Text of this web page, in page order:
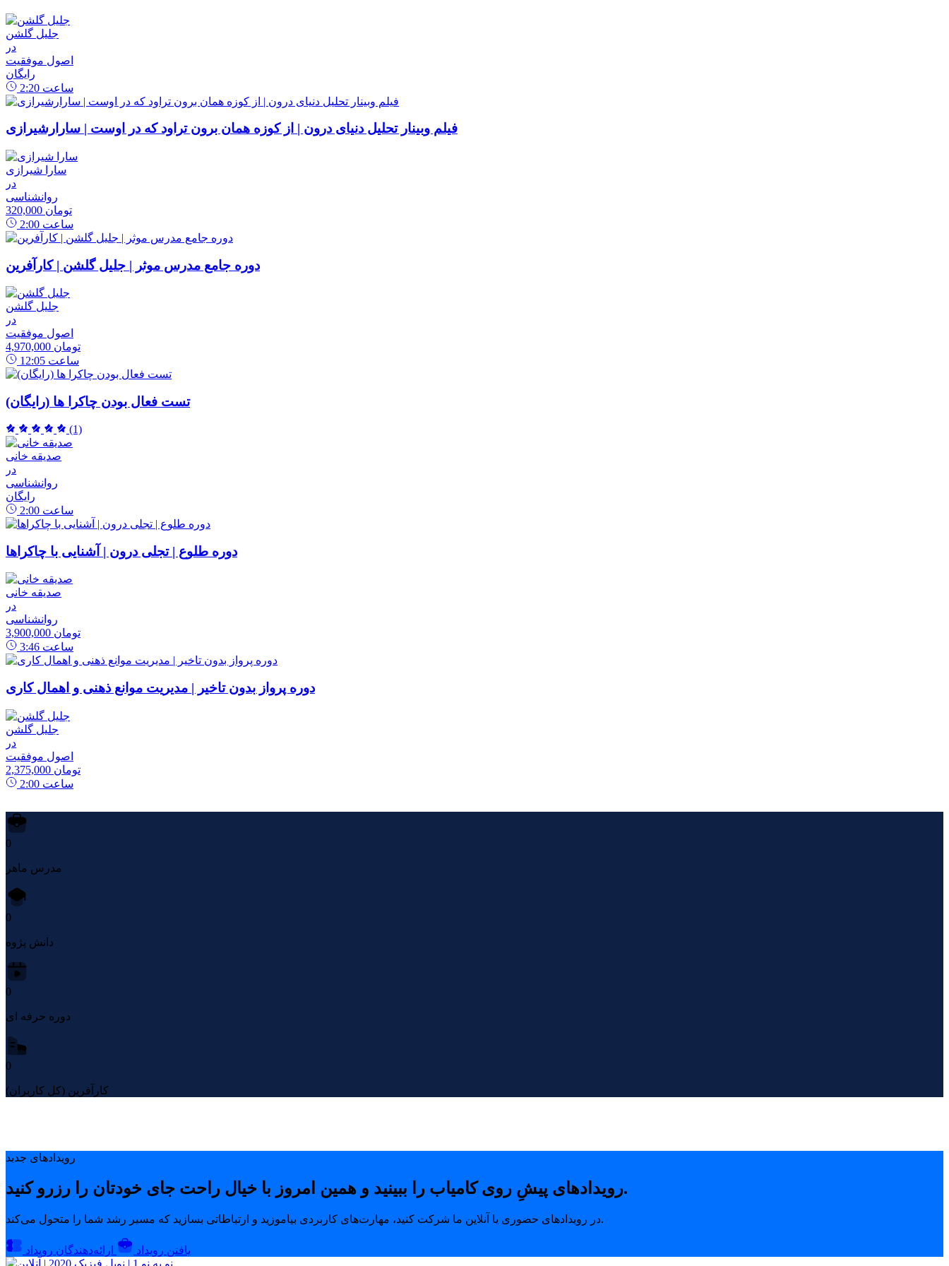
جلیل گلشن
در
اصول موفقیت
رایگان
2:20 ساعت
فیلم وبینار تحلیل دنیای درون | از کوزه همان برون تراود که در اوست | سارارشیرازی
سارا شیرازی
در
روانشناسی
320,000 تومان
2:00 ساعت
دوره جامع مدرس موثر | جلیل گلشن | کارآفرین
جلیل گلشن
در
اصول موفقیت
4,970,000 تومان
12:05 ساعت
تست فعال بودن چاکرا ها (رایگان)
(1)
صدیقه خانی
در
روانشناسی
رایگان
2:00 ساعت
دوره طلوع | تجلی درون | آشنایی با چاکراها
صدیقه خانی
در
روانشناسی
3,900,000 تومان
3:46 ساعت
دوره پرواز بدون تاخیر | مدیریت موانع ذهنی و اهمال کاری
جلیل گلشن
در
اصول موفقیت
2,375,000 تومان
2:00 ساعت
0
مدرس ماهر
0
دانش پژوه
0
دوره حرفه ای
0
کارآفرین (کل کاربران)
رویدادهای جدید
رویدادهای پیشِ روی کامیاب را ببینید و همین امروز با خیال راحت جای خودتان را رزرو کنید.
در رویدادهای حضوری یا آنلاین ما شرکت کنید، مهارت‌های کاربردی بیاموزید و ارتباطاتی بسازید که مسیر رشد شما را متحول می‌کند.
یافتن رویداد ارائه‌دهندگان رویداد